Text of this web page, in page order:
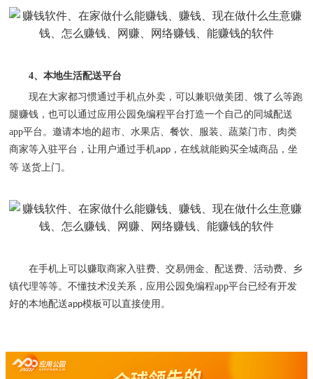
4、本地生活配送平台
现在大家都习惯通过手机点外卖，可以兼职做美团、饿了么等跑
腿赚钱，也可以通过应用公园免编程平台打造一个自己的同城配送
app平台。邀请本地的超市、水果店、餐饮、服装、蔬菜门市、肉类
商家等入驻平台，让用户通过手机app ，在线就能购买全城商品，坐
等 送货上门。
在手机上可以赚取商家入驻费、交易佣金、配送费、活动费、乡
镇代理等等。不懂技术没关系，应用公园免编程app平台已经有开发
好的本地配送app模板可以直接使用。